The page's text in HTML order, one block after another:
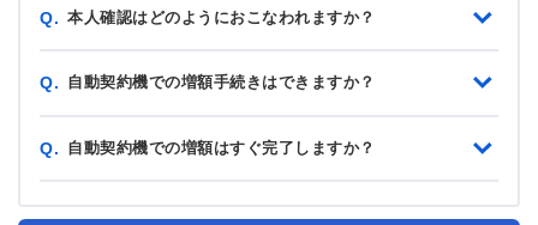
Q. 本人確認はどのようにおこなわれますか？
Q. 自動契約機での増額手続きはできますか？
Q. 自動契約機での増額はすぐ完了しますか？